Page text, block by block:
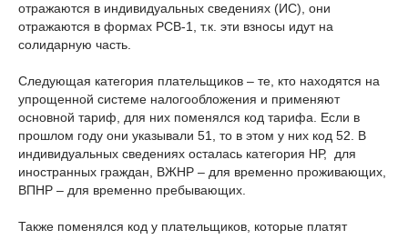
отражаются в индивидуальных сведениях (ИС), они
отражаются в формах РСВ-1, т.к. эти взносы идут на
солидарную часть.
Следующая категория плательщиков – те, кто находятся на
упрощенной системе налогообложения и применяют
основной тариф, для них поменялся код тарифа. Если в
прошлом году они указывали 51, то в этом у них код 52. В
индивидуальных сведениях осталась категория НР, для
иностранных граждан, ВЖНР – для временно проживающих,
ВПНР – для временно пребывающих.
Также поменялся код у плательщиков, которые платят